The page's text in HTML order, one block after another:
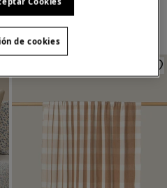
de cookies